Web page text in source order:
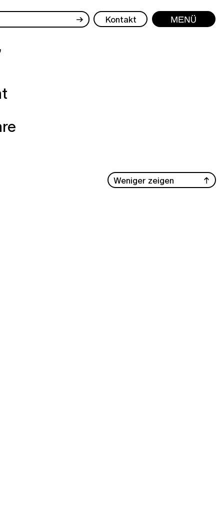
→ Kontakt Menü
Weniger zeigen